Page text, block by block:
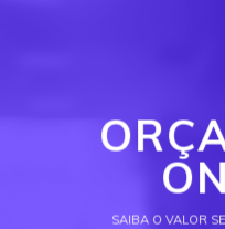
SAIBA O VALOR